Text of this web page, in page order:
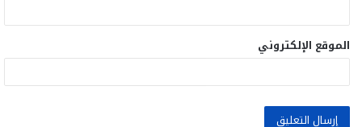
الموقع الإلكتروني